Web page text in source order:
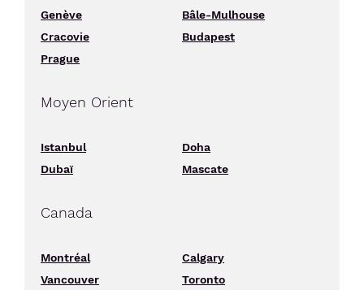
Genève
Bâle-Mulhouse
Cracovie
Budapest
Prague
Moyen Orient
Istanbul
Doha
Dubaï
Mascate
Canada
Montréal
Calgary
Vancouver
Toronto